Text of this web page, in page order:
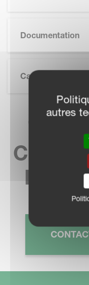
Documentation
Caractéristiques
LE
autres